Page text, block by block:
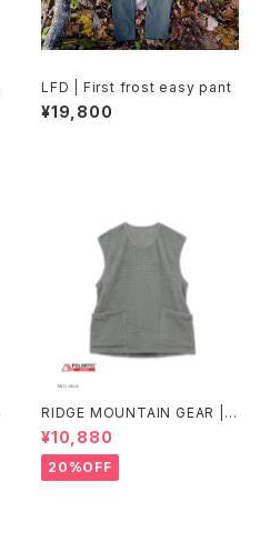
LFD | First frost easy pant
¥19,800
RIDGE MOUNTAIN GEAR | A
lpha Booster Vest
¥10,880
20%OFF